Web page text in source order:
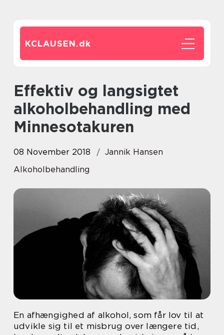
KCLAUSEN.dk
Effektiv og langsigtet
alkoholbehandling med
Minnesotakuren
08 November 2018
Jannik Hansen
Alkoholbehandling
En afhængighed af alkohol, som får lov til at
udvikle sig til et misbrug over længere tid,